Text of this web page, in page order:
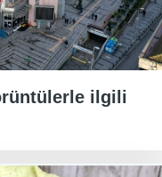
ilgili